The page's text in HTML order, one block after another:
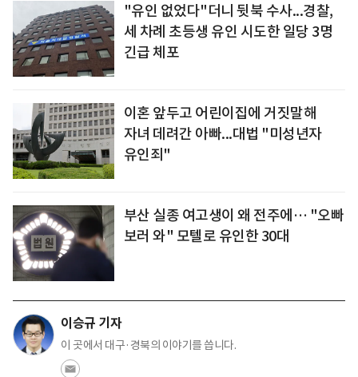
"유인 없었다"더니 뒷북 수사...경찰,
세 차례 초등생 유인 시도한 일당 3명
긴급 체포
이혼 앞두고 어린이집에 거짓말해
자녀 데려간 아빠...대법 "미성년자
유인죄"
부산 실종 여고생이 왜 전주에… "오빠
보러 와" 모텔로 유인한 30대
이승규 기자
이 곳에서 대구·경북의 이야기를 씁니다.